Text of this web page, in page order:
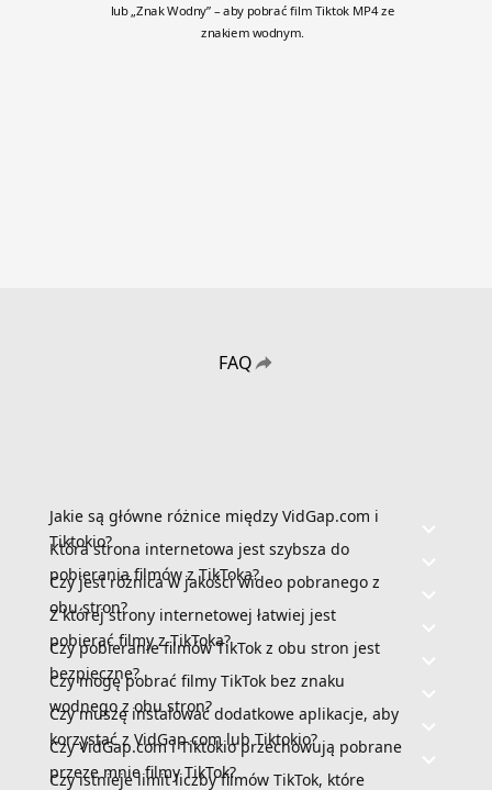
lub „Znak Wodny” – aby pobrać film Tiktok MP4 ze
znakiem wodnym.
FAQ
Jakie są główne różnice między VidGap.com i
Tiktokio?
Która strona internetowa jest szybsza do
pobierania filmów z TikToka?
Czy jest różnica w jakości wideo pobranego z
obu stron?
Z której strony internetowej łatwiej jest
pobierać filmy z TikToka?
Czy pobieranie filmów TikTok z obu stron jest
bezpieczne?
Czy mogę pobrać filmy TikTok bez znaku
wodnego z obu stron?
Czy muszę instalować dodatkowe aplikacje, aby
korzystać z VidGap.com lub Tiktokio?
Czy VidGap.com i Tiktokio przechowują pobrane
przeze mnie filmy TikTok?
Czy istnieje limit liczby filmów TikTok, które